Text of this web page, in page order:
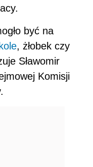
być na
, żłobek czy
Sławomir
Komisji